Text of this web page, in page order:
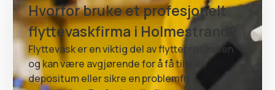
Hvorfor bruke et profesjonelt
flyttevaskfirma i Holmestrand?
Flyttevask er en viktig del av flytteprosessen
og kan være avgjørende for å få tilbake
depositum eller sikre en problemfri